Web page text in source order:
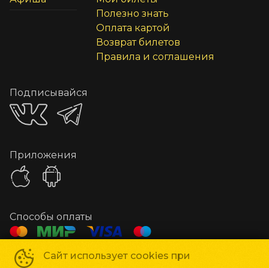
Сайт использует cookies при
Полезно знать
Оплата картой
Возврат билетов
Правила и соглашения
Подписывайся
Приложения
Способы оплаты